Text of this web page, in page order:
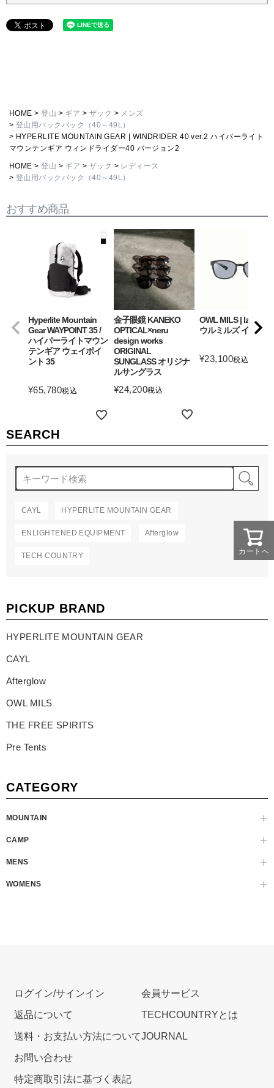
SEARCH
CAYL HYPERLITE MOUNTAIN GEAR
ENLIGHTENED EQUIPMENT Afterglow
TECH COUNTRY
PICKUP BRAND
HYPERLITE MOUNTAIN GEAR
CAYL
Afterglow
OWL MILS
THE FREE SPIRITS
Pre Tents
CATEGORY
MOUNTAIN
CAMP
MENS
WOMENS
HOME 登山 ギア ザック
メンズ
登山用バックパック（40～49L）
HYPERLITE MOUNTAIN GEAR | WINDRIDER 40 ver.2 ハイパーライト
マウンテンギア ウィンドライダー40 バージョン2
HOME 登山 ギア ザック
レディース
登山用バックパック（40～49L）
おすすめ商品
Hyperlite Mountain
Gear WAYPOINT 35 /
ハイパーライトマウン
テンギア ウェイポイ
ント 35
¥65,780税込
金子眼鏡 KANEKO
OPTICAL×neru
design works
ORIGINAL
SUNGLASS オリジナ
ルサングラス
¥24,200税込
OWL MILS | Izanagi
ウルミルズ イザナギ
¥23,100税込
カートへ
ログイン/サインイン
返品について
送料・お支払い方法について
お問い合わせ
特定商取引法に基づく表記
会員サービス
TECHCOUNTRYとは
JOURNAL